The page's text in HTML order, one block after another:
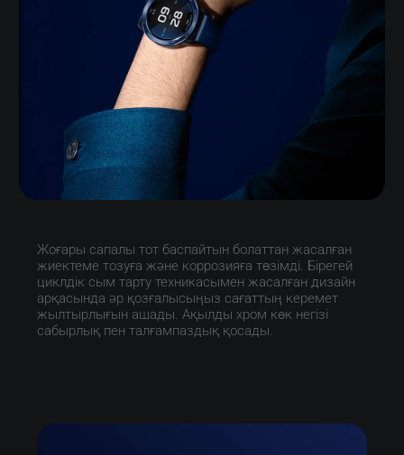
Жоғары сапалы тот баспайтын болаттан жасалған
жиектеме тозуға және коррозияға төзімді. Бірегей
циклдік сым тарту техникасымен жасалған дизайн
арқасында әр қозғалысыңыз сағаттың керемет
жылтырлығын ашады. Ақылды хром көк негізі
сабырлық пен талғампаздық қосады.